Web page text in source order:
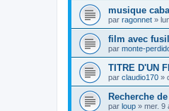
musique
par ragonnet »
film avec
par monte-
TITRE D'UN
par claudio170 »
Recherche
par loup » mer. 9